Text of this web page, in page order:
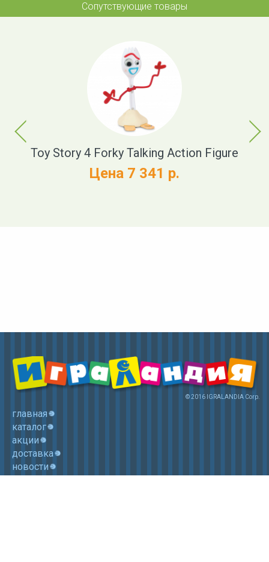
Сопутствующие товары
Previous
Toy Story 4 Forky Talking Action Figure
Цена 7 341 р.
Next
© 2016 IGRALANDIA Corp.
главная
каталог
акции
доставка
новости